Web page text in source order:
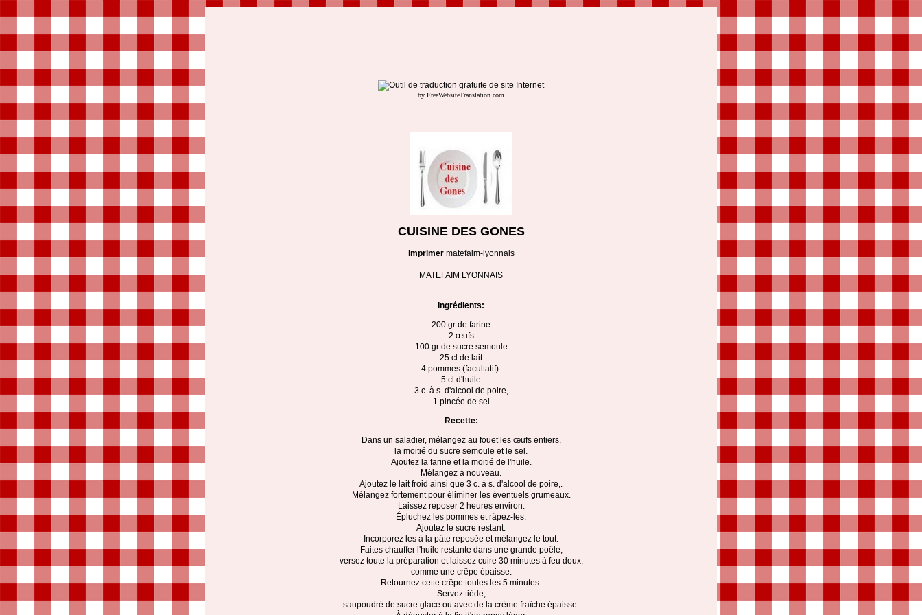
by FreeWebsiteTranslation.com
CUISINE DES GONES
imprimer matefaim-lyonnais
MATEFAIM LYONNAIS
Ingrédients:
200 gr de farine
2 œufs
100 gr de sucre semoule
25 cl de lait
4 pommes (facultatif).
5 cl d'huile
3 c. à s. d'alcool de poire,
1 pincée de sel
Recette:
Dans un saladier, mélangez au fouet les œufs entiers,
la moitié du sucre semoule et le sel.
Ajoutez la farine et la moitié de l'huile.
Mélangez à nouveau.
Ajoutez le lait froid ainsi que 3 c. à s. d'alcool de poire,.
Mélangez fortement pour éliminer les éventuels grumeaux.
Laissez reposer 2 heures environ.
Épluchez les pommes et râpez-les.
Ajoutez le sucre restant.
Incorporez les à la pâte reposée et mélangez le tout.
Faites chauffer l'huile restante dans une grande poêle,
versez toute la préparation et laissez cuire 30 minutes à feu doux,
comme une crêpe épaisse.
Retournez cette crêpe toutes les 5 minutes.
Servez tiède,
saupoudré de sucre glace ou avec de la crème fraîche épaisse.